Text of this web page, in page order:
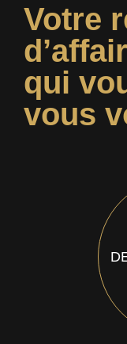
Votre
qui
vous